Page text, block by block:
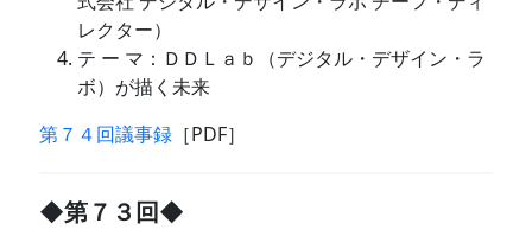
レクター）
テ ー マ：ＤＤＬａｂ（デジタル・デザイン・ラ
ボ）が描く未来
第７４回議事録 ［PDF］
◆第７３回◆